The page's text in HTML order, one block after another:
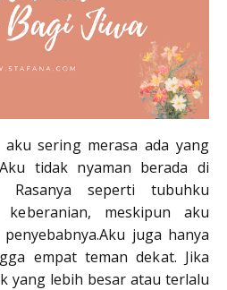
sering merasa ada yang
tidak nyaman berada di
seperti tubuhku
keberanian, meskipun aku
juga hanya
empat teman dekat. Jika
yang lebih besar atau terlalu